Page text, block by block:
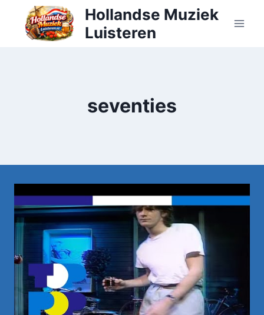
Doorgaan
inhoud
Hollandse Muziek
Luisteren
seventies